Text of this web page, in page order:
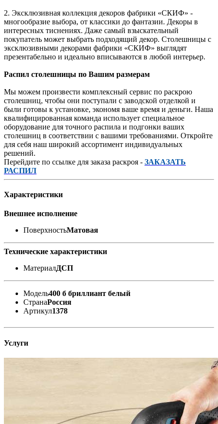
2. Эксклюзивная коллекция декоров фабрики «СКИФ» -
многообразие выбора, от классики до фантазии. Декоры в
интересных тиснениях. Даже самый взыскательный
покупатель может выбрать подходящий декор. Столешницы с
эксклюзивными декорами фабрики «СКИФ» выглядят
презентабельно и идеально вписываются в любой интерьер.
Распил столешницы по Вашим размерам
Мы можем произвести комплексный сервис по раскрою
столешниц, чтобы они поступали с заводской отделкой и
были готовы к установке, экономя ваше время и деньги. Наша
квалифицированная команда использует специальное
оборудование для точного распила и подгонки ваших
столешниц в соответствии с вашими требованиями. Откройте
для себя наш широкий ассортимент индивидуальных
решений.
Перейдите по ссылке для заказа раскроя - ЗАКАЗАТЬ
РАСПИЛ
Характеристики
Внешнее исполнение
ПоверхностьМатовая
Технические характеристики
МатериалДСП
Модель400 б бриллиант белый
СтранаРоссия
Артикул1378
Услуги